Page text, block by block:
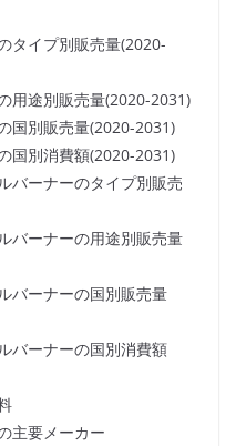
タイプ別販売量(2020-
用途別販売量(2020-2031)
国別販売量(2020-2031)
国別消費額(2020-2031)
バーナーのタイプ別販売
バーナーの用途別販売量
バーナーの国別販売量
バーナーの国別消費額
主要メーカー